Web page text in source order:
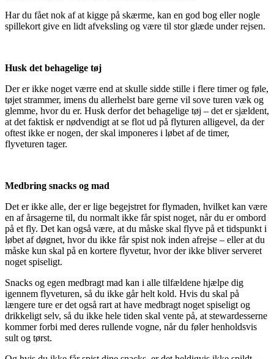
Har du fået nok af at kigge på skærme, kan en god bog eller nogle
spillekort give en lidt afveksling og være til stor glæde under rejsen.
Husk det behagelige tøj
Der er ikke noget værre end at skulle sidde stille i flere timer og føle,
tøjet strammer, imens du allerhelst bare gerne vil sove turen væk og
glemme, hvor du er. Husk derfor det behagelige tøj – det er sjældent,
at det faktisk er nødvendigt at se flot ud på flyturen alligevel, da der
oftest ikke er nogen, der skal imponeres i løbet af de timer,
flyveturen tager.
Medbring snacks og mad
Det er ikke alle, der er lige begejstret for flymaden, hvilket kan være
en af årsagerne til, du normalt ikke får spist noget, når du er ombord
på et fly. Det kan også være, at du måske skal flyve på et tidspunkt i
løbet af døgnet, hvor du ikke får spist nok inden afrejse – eller at du
måske kun skal på en kortere flyvetur, hvor der ikke bliver serveret
noget spiseligt.
Snacks og egen medbragt mad kan i alle tilfældene hjælpe dig
igennem flyveturen, så du ikke går helt kold. Hvis du skal på
længere ture er det også rart at have medbragt noget spiseligt og
drikkeligt selv, så du ikke hele tiden skal vente på, at stewardesserne
kommer forbi med deres rullende vogne, når du føler henholdsvis
sult og tørst.